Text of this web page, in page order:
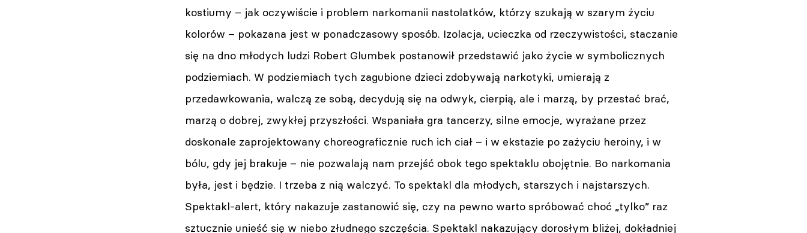
kostiumy – jak oczywiście i problem narkomanii nastolatków, którzy szukają w szarym życiu
kolorów – pokazana jest w ponadczasowy sposób. Izolacja, ucieczka od rzeczywistości, staczanie
się na dno młodych ludzi Robert Glumbek postanowił przedstawić jako życie w symbolicznych
podziemiach. W podziemiach tych zagubione dzieci zdobywają narkotyki, umierają z
przedawkowania, walczą ze sobą, decydują się na odwyk, cierpią, ale i marzą, by przestać brać,
marzą o dobrej, zwykłej przyszłości. Wspaniała gra tancerzy, silne emocje, wyrażane przez
doskonale zaprojektowany choreograficznie ruch ich ciał – i w ekstazie po zażyciu heroiny, i w
bólu, gdy jej brakuje – nie pozwalają nam przejść obok tego spektaklu obojętnie. Bo narkomania
była, jest i będzie. I trzeba z nią walczyć. To spektakl dla młodych, starszych i najstarszych.
Spektakl-alert, który nakazuje zastanowić się, czy na pewno warto spróbować choć „tylko” raz
sztucznie unieść się w niebo złudnego szczęścia. Spektakl nakazujący dorosłym bliżej, dokładniej